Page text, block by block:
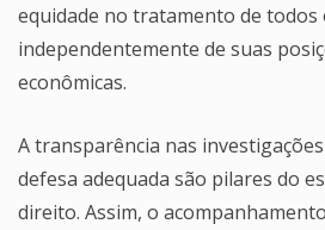
equidade no tratamento de todos
independentemente de suas
econômicas.
A transparência nas
defesa adequada são pilares do
direito. Assim, o